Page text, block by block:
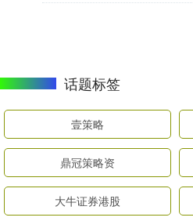
话题标签
壹策略
鼎冠策略资
大牛证券港股